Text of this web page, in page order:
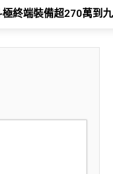
終端裝備超270萬到